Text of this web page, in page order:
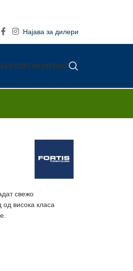
Најава за дилери
УСЛУГИКОНТАКТ
свежо
од висока класа